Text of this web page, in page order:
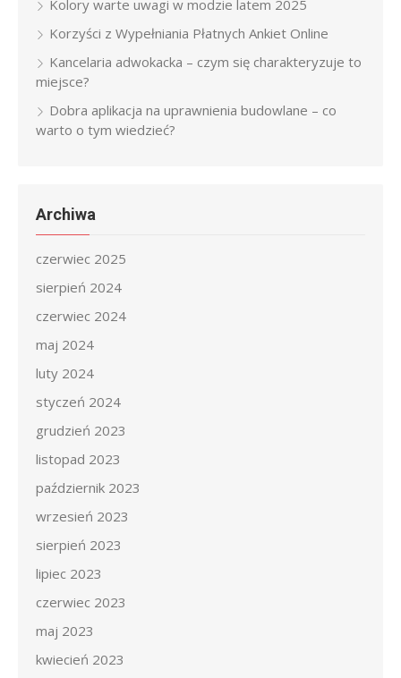
Kolory warte uwagi w modzie latem 2025
Korzyści z Wypełniania Płatnych Ankiet Online
Kancelaria adwokacka – czym się charakteryzuje to
miejsce?
Dobra aplikacja na uprawnienia budowlane – co
warto o tym wiedzieć?
Archiwa
czerwiec 2025
sierpień 2024
czerwiec 2024
maj 2024
luty 2024
styczeń 2024
grudzień 2023
listopad 2023
październik 2023
wrzesień 2023
sierpień 2023
lipiec 2023
czerwiec 2023
maj 2023
kwiecień 2023